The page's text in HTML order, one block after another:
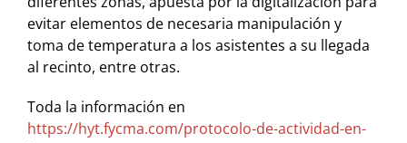
evitar elementos de necesaria manipulación y
toma de temperatura a los asistentes a su llegada
al recinto, entre otras.
Toda la información en
https://hyt.fycma.com/protocolo-de-actividad-en-